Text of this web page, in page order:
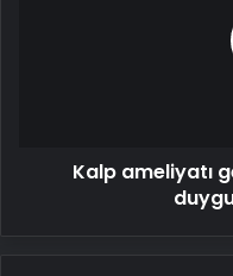
Kalp ameliyatı